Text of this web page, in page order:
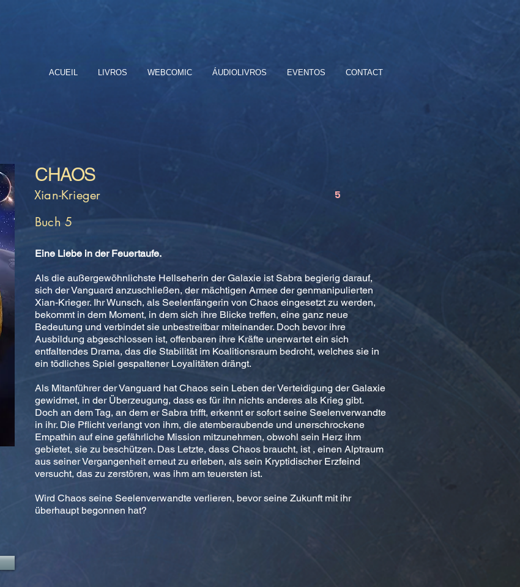
ACUEIL LIVROS WEBCOMIC ÁUDIOLIVROS EVENTOS CONTACT
CHAOS
Xian-Krieger 5
Buch 5
Eine Liebe in der Feuertaufe.
Als die außergewöhnlichste Hellseherin der Galaxie ist Sabra begierig darauf,
sich der Vanguard anzuschließen, der mächtigen Armee der genmanipulierten
Xian-Krieger. Ihr Wunsch, als Seelenfängerin von Chaos eingesetzt zu werden,
bekommt in dem Moment, in dem sich ihre Blicke treffen, eine ganz neue
Bedeutung und verbindet sie unbestreitbar miteinander. Doch bevor ihre
Ausbildung abgeschlossen ist, offenbaren ihre Kräfte unerwartet ein sich
entfaltendes Drama, das die Stabilität im Koalitionsraum bedroht, welches sie in
ein tödliches Spiel gespaltener Loyalitäten drängt.
Als Mitanführer der Vanguard hat Chaos sein Leben der Verteidigung der Galaxie
gewidmet, in der Überzeugung, dass es für ihn nichts anderes als Krieg gibt.
Doch an dem Tag, an dem er Sabra trifft, erkennt er sofort seine Seelenverwandte
in ihr. Die Pflicht verlangt von ihm, die atemberaubende und unerschrockene
Empathin auf eine gefährliche Mission mitzunehmen, obwohl sein Herz ihm
gebietet, sie zu beschützen. Das Letzte, dass Chaos braucht, ist , einen Alptraum
aus seiner Vergangenheit erneut zu erleben, als sein Kryptidischer Erzfeind
versucht, das zu zerstören, was ihm am teuersten ist.
Wird Chaos seine Seelenverwandte verlieren, bevor seine Zukunft mit ihr
überhaupt begonnen hat?